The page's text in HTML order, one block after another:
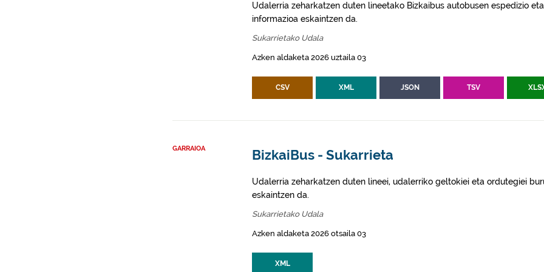
Udalerria zeharkatzen duten lineetako Bizkaibus autobusen espedizio
informazioa eskaintzen da.
Sukarrietako Udala
Azken aldaketa 2026 uztaila 03
CSV XML JSON TSV
GARRAIOA BizkaiBus - Sukarrieta
Udalerria zeharkatzen duten lineei, udalerriko geltokiei eta ordutegiei
eskaintzen da.
Sukarrietako Udala
Azken aldaketa 2026 otsaila 03
XML